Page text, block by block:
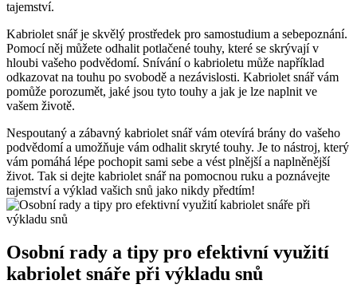
tajemství.
Kabriolet snář je skvělý prostředek pro samostudium a sebepoznání.
Pomocí něj můžete odhalit potlačené touhy, které se skrývají v
hloubi vašeho podvědomí. Snívání o kabrioletu může například
odkazovat na touhu po svobodě a nezávislosti. Kabriolet snář vám
pomůže porozumět, jaké jsou tyto touhy a jak je lze naplnit ve
vašem životě.
Nespoutaný a zábavný kabriolet snář vám otevírá brány do vašeho
podvědomí a umožňuje vám odhalit skryté touhy. Je to nástroj, který
vám pomáhá lépe pochopit sami sebe a vést plnější a naplněnější
život. Tak si dejte kabriolet snář na pomocnou ruku a poznávejte
tajemství a výklad vašich snů jako nikdy předtím!
Osobní rady a tipy pro efektivní využití
kabriolet snáře při výkladu snů